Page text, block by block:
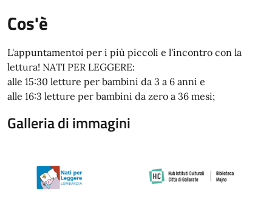
Cos'è
L'appuntamentoi per i più piccoli e l'incontro con la
lettura! NATI PER LEGGERE:
alle 15:30 letture per bambini da 3 a 6 anni e
alle 16:3 letture per bambini da zero a 36 mesi;
Galleria di immagini